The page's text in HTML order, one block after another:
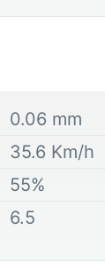
0.06 mm
35.6 Km/h
55%
6.5